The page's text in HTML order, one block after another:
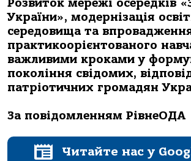
Розвиток мережі осередків
України», модернізація
середовища та
практикоорієнтованого
важливими кроками у
покоління свідомих,
патріотичних громадян
За повідомленням РівнеОДА
Читайте нас у